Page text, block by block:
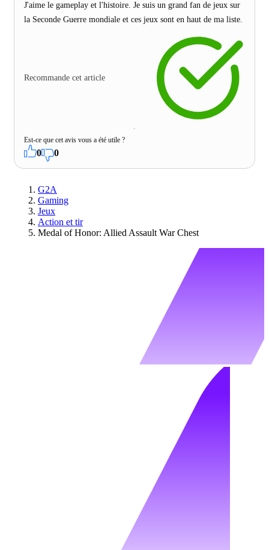
J'aime le gameplay et l'histoire. Je suis un grand fan de jeux sur
la Seconde Guerre mondiale et ces jeux sont en haut de ma liste.
Recommande cet article
Est-ce que cet avis vous a été utile ?
0 0
G2A
Gaming
Jeux
Action et tir
Medal of Honor: Allied Assault War Chest